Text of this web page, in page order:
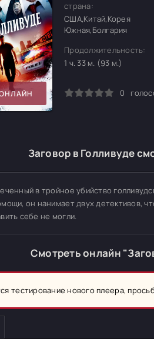
страна:
США,Китай,Корея
Южная,Болгария
Продолжительность:
1 ч. 33 м. (93 м.)
1 2 3 5 0
Заговор в Голливуде
в тройное убийство
он нанимает двух детективов,
себе не могли.
Смотреть онлайн
тестирование нового плеера,